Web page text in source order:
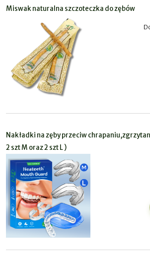
Miswak naturalna szczoteczka do zębów
Nakładki na zęby przeciw
2 szt M oraz 2 szt L )